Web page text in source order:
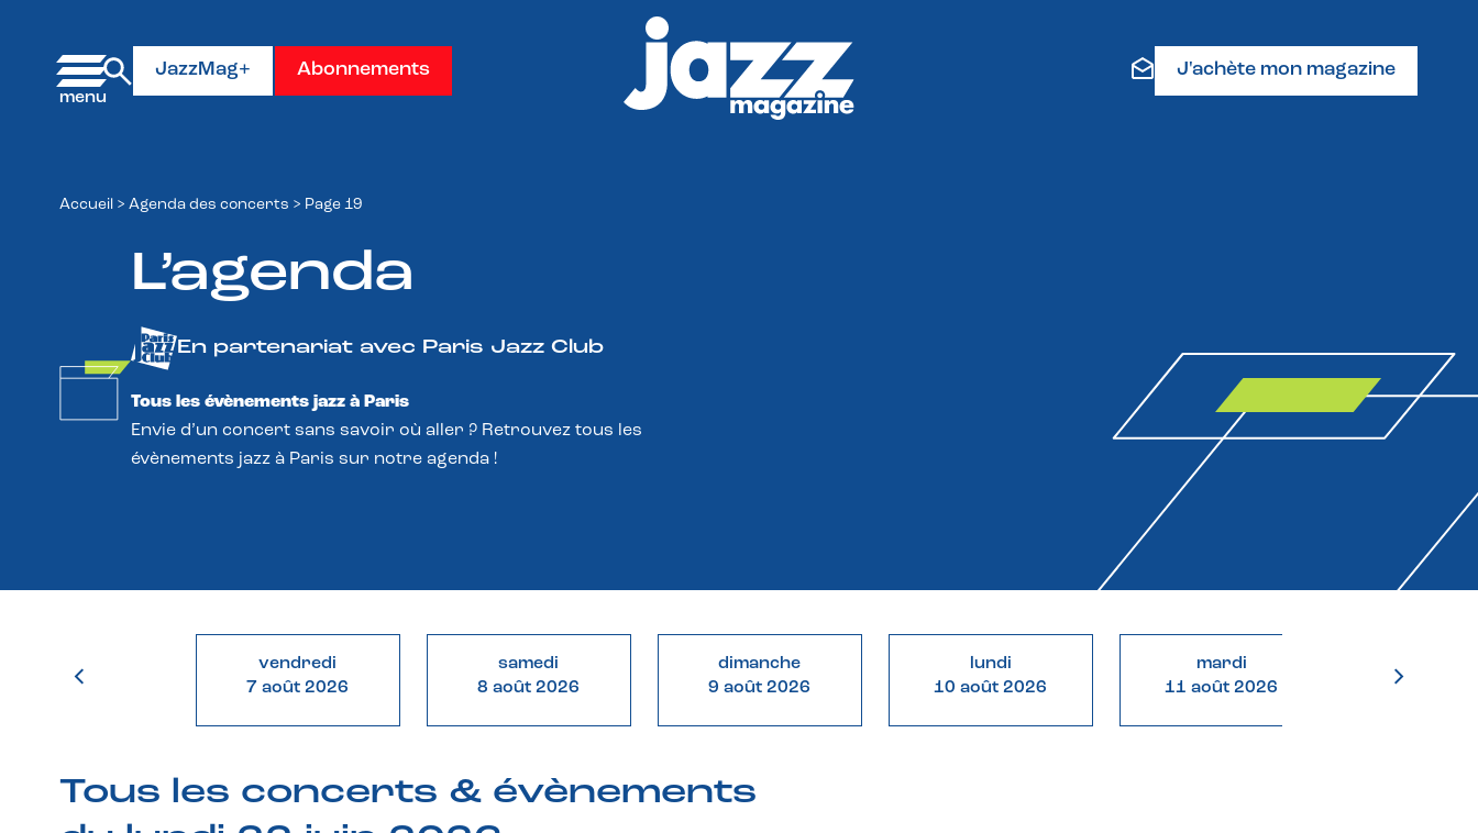
JazzMag+ Abonnements J'achète mon magazine
Accueil > Agenda des concerts > Page 19
L’agenda
En partenariat avec Paris Jazz Club
Tous les évènements jazz à Paris
Envie d’un concert sans savoir où aller ? Retrouvez tous les
évènements jazz à Paris sur notre agenda !
vendredi
7 août 2026
samedi
8 août 2026
dimanche
9 août 2026
lundi
10 août 2026
mardi
11 août 2026
12 août
Tous les concerts & évènements